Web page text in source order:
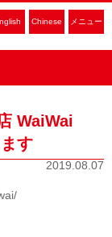
Chinese メニュー
WaiWai
す
2019.08.07